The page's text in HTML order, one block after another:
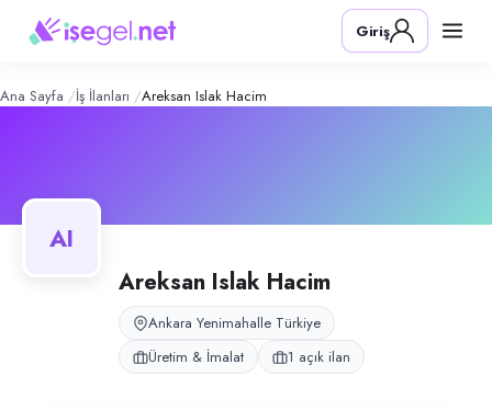
Islak Hacim – Şirket Profili
Konum:
Areksan Islak Hacim, Ankara İvedik OSB Matbaacılar Sitesi'nde
Giriş
Ana Sayfa İş İlanları Areksan Islak Hacim
AI
Areksan Islak Hacim
Ankara Yenimahalle Türkiye
Üretim & İmalat
1 açık ilan